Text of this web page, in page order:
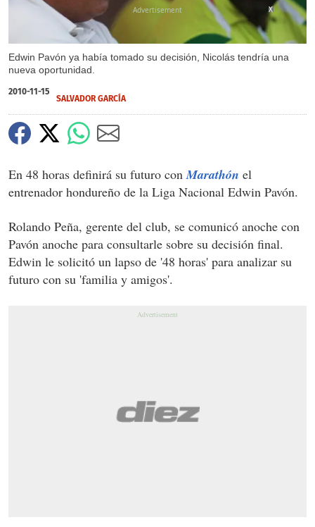
Edwin Pavón ya había tomado su decisión, Nicolás tendría una
nueva oportunidad.
X
2010-11-15
SALVADOR GARCÍ­A
En 48 horas definirá su futuro conMarathón el
entrenador hondureño de la Liga Nacional Edwin Pavón.
Rolando Peña, gerente del club, se comunicó anoche con
Pavón anoche para consultarle sobre su decisión final.
Edwin le solicitó un lapso de '48 horas' para analizar su
futuro con su 'familia y amigos'.